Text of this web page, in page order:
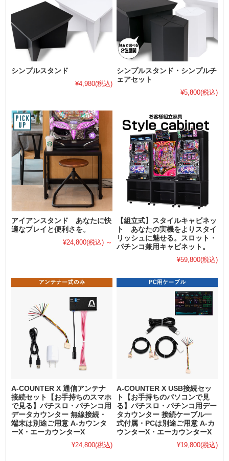
シンプルスタンド
¥4,980(税込)
シンプルスタンド・シンプルチ
ェアセット
¥5,800(税込)
アイアンスタンド あなたに快
適なプレイと便利さを。
¥24,800(税込) ～
【組立式】スタイルキャビネッ
ト あなたの実機をよりスタイ
リッシュに魅せる。スロット・
パチンコ兼用キャビネット。
¥59,800(税込)
A-COUNTER X 通信アンテナ
接続セット【お手持ちのスマホ
で見る】パチスロ・パチンコ用
データカウンター 無線接続・
端末は別途ご用意 A-カウンタ
ーX・エーカウンターX
¥24,800(税込)
A-COUNTER X USB接続セッ
ト【お手持ちのパソコンで見
る】パチスロ・パチンコ用デー
タカウンター 接続ケーブル一
式付属・PCは別途ご用意 A-カ
ウンターX・エーカウンターX
¥19,800(税込)